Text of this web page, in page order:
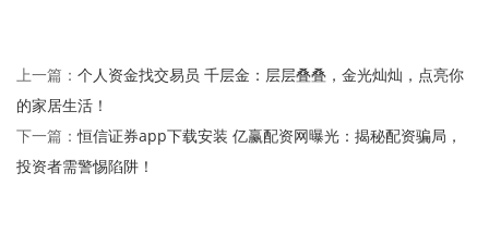
上一篇： 个人资金找交易员 千层金：层层叠叠，金光灿灿，点亮你
的家居生活！
下一篇：恒信证券app下载安装 亿赢配资网曝光：揭秘配资骗局，
投资者需警惕陷阱！